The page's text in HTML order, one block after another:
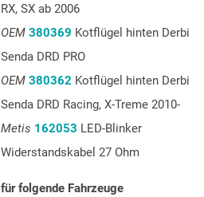
RX, SX ab 2006
OEM 380369 Kotflügel hinten Derbi
Senda DRD PRO
OEM 380362 Kotflügel hinten Derbi
Senda DRD Racing, X-Treme 2010-
Metis 162053 LED-Blinker
Widerstandskabel 27 Ohm
für folgende Fahrzeuge